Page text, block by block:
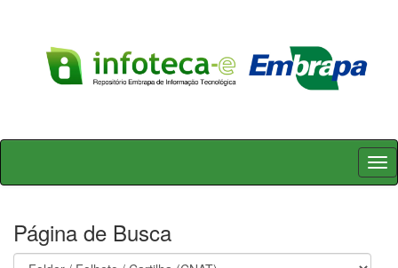
Skip
Página de Busca